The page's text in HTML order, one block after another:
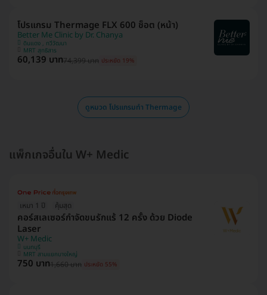
โปรแกรม Thermage FLX 600 ช็อต (หน้า)
Better Me Clinic by Dr. Chanya
ดินแดง , ทวีวัฒนา
MRT สุทธิสาร
60,139 บาท74,399 บาท ประหยัด 19%
ดูหมวด โปรแกรมทำ Thermage
แพ็กเกจอื่นใน W+ Medic
เหมา 1 ปี คุ้มสุด
คอร์สเลเซอร์กำจัดขนรักแร้ 12 ครั้ง ด้วย Diode
Laser
W+ Medic
นนทบุรี
MRT สามแยกบางใหญ่
750 บาท1,660 บาท ประหยัด 55%